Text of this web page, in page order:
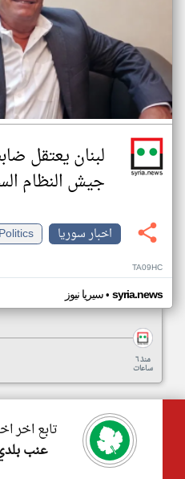
لبنان يعتقل
جيش النظام
اخبار سوريا
Politics
TA09HC
سيريا نيوز• syria.news
منذ ٦
ساعات
تابع اخر
عنب